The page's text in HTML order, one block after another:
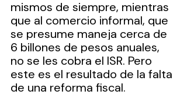
mismos de siempre, mientras
que al comercio informal, que
se presume maneja cerca de
6 billones de pesos anuales,
no se les cobra el ISR. Pero
este es el resultado de la falta
de una reforma fiscal.